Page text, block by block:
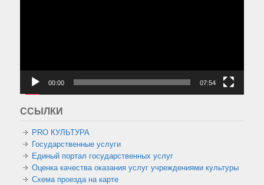
00:00 07:54
ССЫЛКИ
PRO КУЛЬТУРА
Государственные услуги
Единый портал государственных услуг
Оценка качества оказания услуг учреждениями культуры
Схема проезда на карте